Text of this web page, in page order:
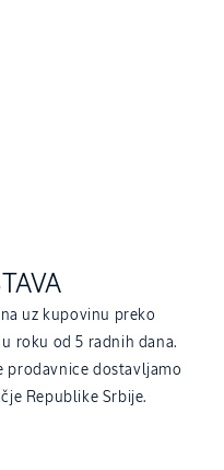
uz kupovinu preko
roku od 5 radnih dana.
prodavnice dostavljamo
Republike Srbije.